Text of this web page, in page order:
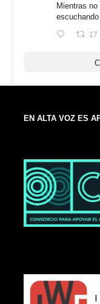
Mientras
17
EN ALTA VOZ ES